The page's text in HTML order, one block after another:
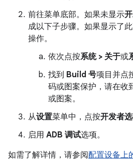
前往菜单底部。如果未显示
成以下子步骤。如果显示了
操作。
依次点按系统 > 关于或
找到 Build 号项目并点
码或图案保护，请在收
或图案。
从设置菜单中，点按开发者
启用 ADB 调试选项。
如需了解详情，请参阅配置设备上